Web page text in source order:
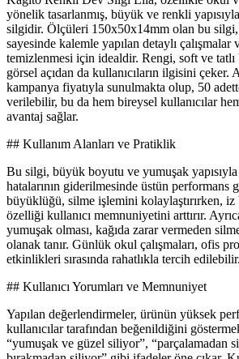
yönelik tasarlanmış, büyük ve renkli
silgidir. Ölçüleri 150x50x14mm olan bu
sayesinde kalemle yapılan detaylı çalışmalar
temizlenmesi için idealdir. Rengi, soft ve
görsel açıdan da kullanıcıların ilgisini çeker.
kampanya fiyatıyla sunulmakta olup, 50
verilebilir, bu da hem bireysel kullanıcılar
avantaj sağlar.
## Kullanım Alanları ve Pratiklik
Bu silgi, büyük boyutu ve yumuşak
hatalarının giderilmesinde üstün performans
büyüklüğü, silme işlemini kolaylaştırırken, iz
özelliği kullanıcı memnuniyetini arttırır.
yumuşak olması, kağıda zarar vermeden
olanak tanır. Günlük okul çalışmaları, ofis
etkinlikleri sırasında rahatlıkla tercih edilebilir.
## Kullanıcı Yorumları ve Memnuniyet
Yapılan değerlendirmeler, ürünün yüksek
kullanıcılar tarafından beğenildiğini
“yumuşak ve güzel siliyor”, “parçalamadan